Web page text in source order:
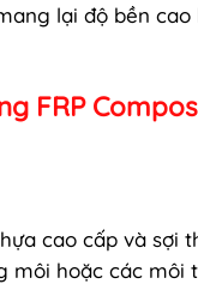
lại độ bền
FRP
cao cấp và sợi
môi hoặc các môi